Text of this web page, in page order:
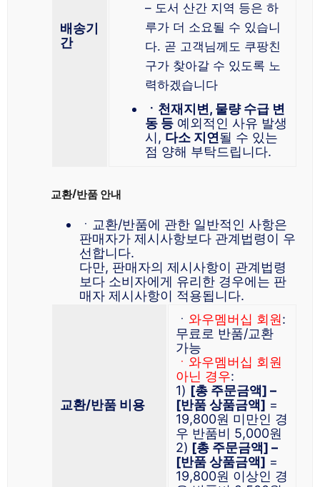
배송기
간
– 도서 산간 지역 등은 하
루가 더 소요될 수 있습니
다. 곧 고객님께도 쿠팡친
구가 찾아갈 수 있도록 노
력하겠습니다
ㆍ천재지변, 물량 수급 변
동 등 예외적인 사유 발생
시, 다소 지연 될 수 있는
점 양해 부탁드립니다.
교환/반품 안내
ㆍ교환/반품에 관한 일반적인 사항은
판매자가 제시사항보다 관계법령이 우
선합니다.
다만, 판매자의 제시사항이 관계법령
보다 소비자에게 유리한 경우에는 판
매자 제시사항이 적용됩니다.
교환/반품 비용
ㆍ 와우멤버십 회원:
무료로 반품/교환
가능
ㆍ와우멤버십 회원
아닌 경우:
1) [총 주문금액] –
[반품 상품금액] =
19,800원 미만인 경
우 반품비 5,000원
2) [총 주문금액] –
[반품 상품금액] =
19,800원 이상인 경